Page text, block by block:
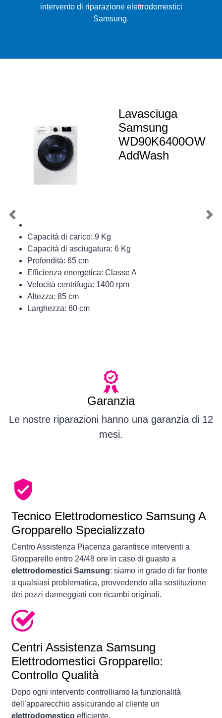
intervento di riparazione elettrodomestici
Samsung.
Lavasciuga
Samsung
WD90K6400OW
AddWash
Capacità di carico: 9 Kg
Capacità di asciugatura: 6 Kg
Profondità: 65 cm
Efficienza energetica: Classe A
Velocità centrifuga: 1400 rpm
Altezza: 85 cm
Larghezza: 60 cm
Previous
Garanzia
Le nostre riparazioni hanno una garanzia di 12
mesi.
Tecnico Elettrodomestico Samsung A
Gropparello Specializzato
Centro Assistenza Piacenza garantisce interventi a
Gropparello entro 24/48 ore in caso di guasto a
elettrodomestici Samsung: siamo in grado di far fronte
a qualsiasi problematica, provvedendo alla sostituzione
dei pezzi danneggiati con ricambi originali.
Centri Assistenza Samsung
Elettrodomestici Gropparello:
Controllo Qualità
Dopo ogni intervento controlliamo la funzionalità
dell’apparecchio assicurando al cliente un
elettrodomestico efficiente.